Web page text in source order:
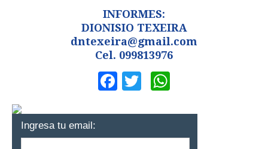
INFORMES:
DIONISIO TEXEIRA
dntexeira@gmail.com
Cel. 099813976
Facebook
Twitter
Ingresa tu email: